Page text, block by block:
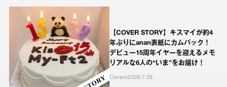
【COVER STORY】キスマイが約4
年ぶりにanan表紙にカムバック！
デビュー15周年イヤーを迎えるメモ
リアルな6人の“いま”をお届け！
Covers2026.7.28